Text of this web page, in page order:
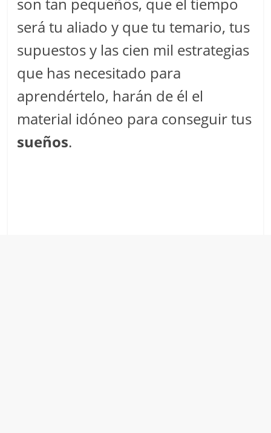
son tan pequeños, que el tiempo
será tu aliado y que tu temario, tus
supuestos y las cien mil estrategias
que has necesitado para
aprendértelo, harán de él el
material idóneo para conseguir tus
sueños.